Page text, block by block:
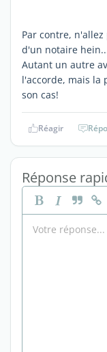
Par contre,
d'un notaire
Autant un autre
l'accorde, mais la
son cas!
Réagir
Réponse